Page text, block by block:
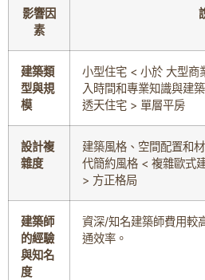
影響因
素
建築類
型與規
模
小型住宅 < 小於 大型商
入時間和專業知識與建
透天住宅 > 單層平房
設計複
雜度
建築風格、空間配置和
代簡約風格 < 複雜歐式
> 方正格局
建築師
的經驗
與知名
度
資深/知名建築師費用較
通效率。